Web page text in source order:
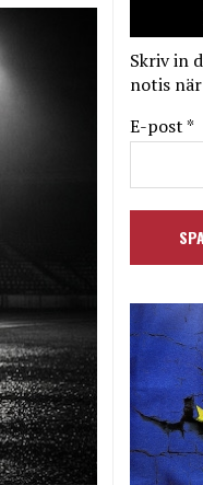
Skriv in
notis
E-post *